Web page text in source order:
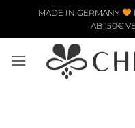
Zum Inhalt springen
MADE IN GERMANY
AB 150€